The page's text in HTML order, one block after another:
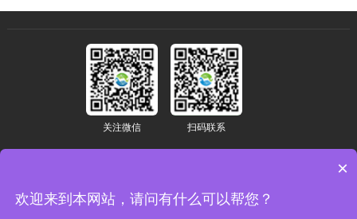
关注微信 扫码联系
marketing@xiekang.net
×
欢迎来到本网站，请问有什么可以帮您？